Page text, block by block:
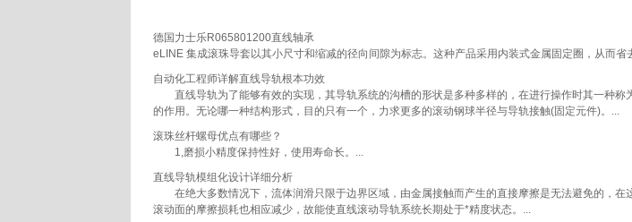
德国力士乐R065801200直线轴承
eLINE 集成滚珠导套以其小尺寸和缩减的径向间隙为标志。这种产品采用内装式金属固定圈，从而
自动化工程师详解直线导轨根本功效
直线导轨为了能够有效的实现，其导轨系统的沟槽的形状是多种多样的，在进行操作时其一种称
的作用。无论哪一种结构形式，目的只有一个，力求更多的滚动钢球半径与导轨接触(固定元件)。...
滚珠丝杆螺母优点有哪些？
1,磨损小精度保持性好，使用寿命长。...
直线导轨模组化设计详细分析
在绝大多数情况下，流体润滑只限于边界区域，由金属接触而产生的直接摩擦是无法避免的，在
滚动面的摩擦损耗也相应减少，故能使直线滚动导轨系统长期处于*精度状态。...